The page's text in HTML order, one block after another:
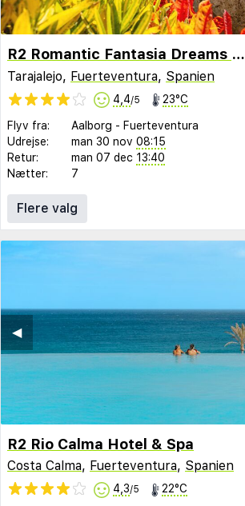
R2 Romantic Fantasia Dreams & Suites
Tarajalejo, Fuerteventura, Spanien
4,4/5 23°C
Flyv fra: Aalborg - Fuerteventura
Udrejse:
man 30 nov 08:15
Retur:
man 07 dec 13:40
Nætter:
7
Flere valg
◀︎
R2 Rio Calma Hotel & Spa
Costa Calma, Fuerteventura, Spanien
4,3/5 22°C